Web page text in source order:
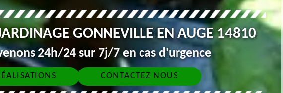
GONNEVILLE EN AUGE 14810
24h/24 sur 7j/7 en cas d'urgence
CONTACTEZ NOUS